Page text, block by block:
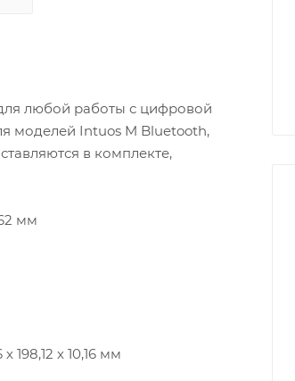
любой работы с цифровой
моделей Intuos M Bluetooth,
в комплекте,
мм
198,12 х 10,16 мм